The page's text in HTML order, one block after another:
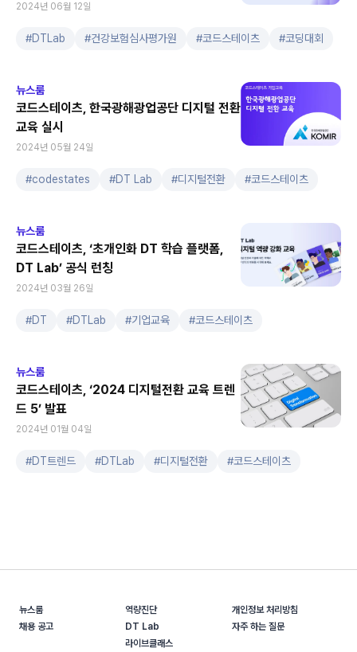
2024년 06월 12일
#DTLab #건강보험심사평가원 #코드스테이츠 #코딩대회
뉴스룸
코드스테이츠, 한국광해광업공단 디지털 전환
교육 실시
2024년 05월 24일
#codestates #DT Lab #디지털전환 #코드스테이츠
뉴스룸
코드스테이츠, ‘초개인화 DT 학습 플랫폼,
DT Lab’ 공식 런칭
2024년 03월 26일
#DT #DTLab #기업교육 #코드스테이츠
뉴스룸
코드스테이츠, ‘2024 디지털전환 교육 트렌
드 5’ 발표
2024년 01월 04일
#DT트렌드 #DTLab #디지털전환 #코드스테이츠
뉴스룸
채용 공고
역량진단
DT Lab
라이브클래스
개인정보 처리방침
자주 하는 질문